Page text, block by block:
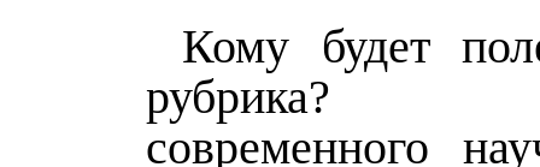
Кому будет
рубрика?
современного